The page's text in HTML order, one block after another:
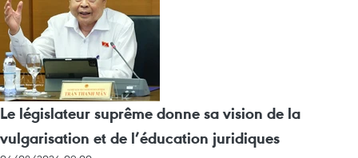
Le législateur suprême donne sa vision de la
vulgarisation et de l’éducation juridiques